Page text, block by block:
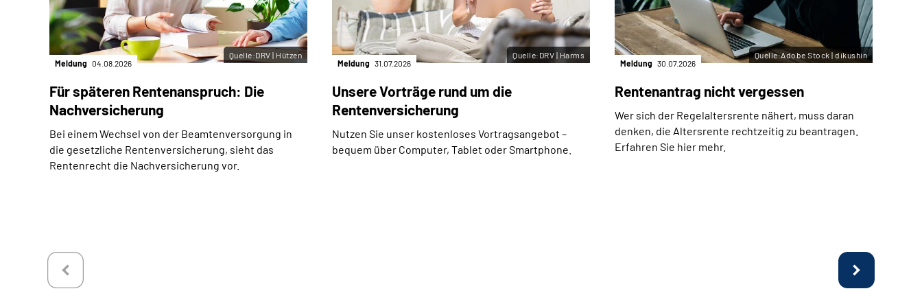
Meldung 04.08.2026
Für späteren Rentenanspruch: Die
Nachversicherung
Bei einem Wechsel von der Beamtenversorgung in
die gesetzliche Rentenversicherung, sieht das
Rentenrecht die Nachversicherung vor.
Quelle:DRV | Hützen
Meldung 31.07.2026
Unsere Vorträge rund um die
Rentenversicherung
Nutzen Sie unser kostenloses Vortragsangebot –
bequem über Computer, Tablet oder Smartphone.
Quelle:DRV | Harms
Meldung 30.07.2026
Rentenantrag nicht vergessen
Wer sich der Regelaltersrente nähert, muss daran
denken, die Altersrente rechtzeitig zu beantragen.
Erfahren Sie hier mehr.
Quelle:Adobe Stock | dikushin